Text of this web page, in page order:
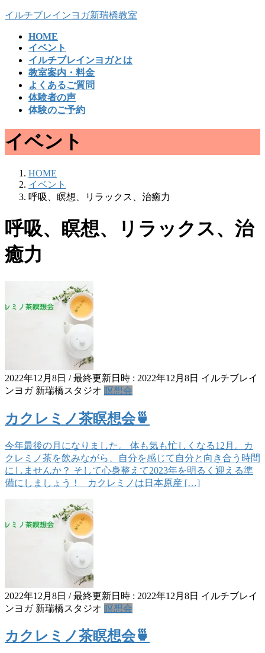
コ
ナ
イルチブレインヨガ新瑞橋教室
HOME
イベント
イルチブレインヨガとは
教室案内・料金
よくあるご質問
体験者の声
体験のご予約
イベント
HOME
イベント
呼吸、瞑想、リラックス、治癒力
呼吸、瞑想、リラックス、治
癒力
2022年12月8日 / 最終更新日時 : 2022年12月8日 イルチブレイ
ンヨガ 新瑞橋スタジオ 瞑想会
カクレミノ茶瞑想会🍵
今年最後の月になりました。 体も気も忙しくなる12月。カ
クレミノ茶を飲みながら、自分を感じて自分と向き合う時間
にしませんか？ そして心身整えて2023年を明るく迎える準
備にしましょう！ カクレミノは日本原産 […]
2022年12月8日 / 最終更新日時 : 2022年12月8日 イルチブレイ
ンヨガ 新瑞橋スタジオ 瞑想会
カクレミノ茶瞑想会🍵